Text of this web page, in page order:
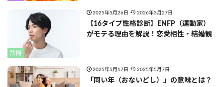
診断
2025年5月26日 2026年3月27日
【16タイプ性格診断】ENFP（運動家）
がモテる理由を解説！恋愛相性・結婚観
2025年5月17日 2025年5月7日
「同い年（おないどし）」の意味とは？